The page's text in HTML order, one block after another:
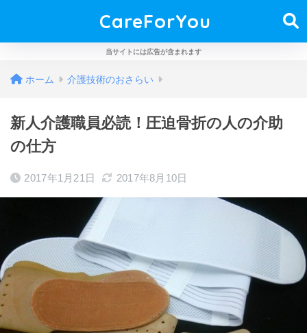
CareForYou
当サイトには広告が含まれます
ホーム 介護技術のおさらい
新人介護職員必読！圧迫骨折の人の介助
の仕方
2017年1月21日 2017年8月10日